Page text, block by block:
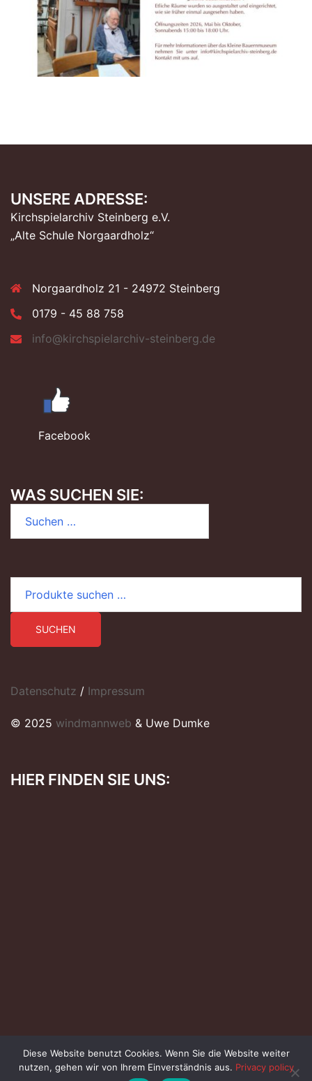
UNSERE ADRESSE:
Kirchspielarchiv Steinberg e.V.
„Alte Schule Norgaardholz“
Norgaardholz 21 - 24972 Steinberg
0179 - 45 88 758
info@kirchspielarchiv-steinberg.de
Facebook
WAS SUCHEN SIE:
nach:
nach:
SUCHEN
Datenschutz / Impressum
© 2025 windmannweb & Uwe Dumke
HIER FINDEN SIE UNS:
© 2026 Kirchspielarchiv Steinberg e.V. powered by
Diese Website benutzt Cookies. Wenn Sie die Website weiter
nutzen, gehen wir von Ihrem Einverständnis aus. Privacy policy